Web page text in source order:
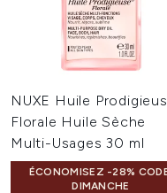
NUXE Huile
Florale Huile Sèche
Multi-Usages 30 ml
ÉCONOMISEZ -28%
DIMANCHE